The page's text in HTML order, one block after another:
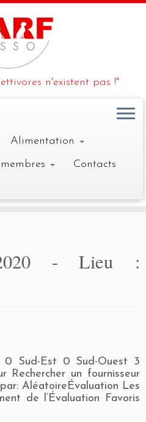
n'existent pas !"
Alimentation
Contacts
2020 - Lieu :
0 Sud-Est 0 Sud-Ouest 3
Rechercher un fournisseur
AléatoireÉvaluation Les
de l’Évaluation Favoris